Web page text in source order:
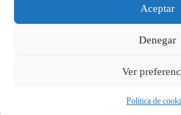
Aceptar
Denegar
Ver
Política de